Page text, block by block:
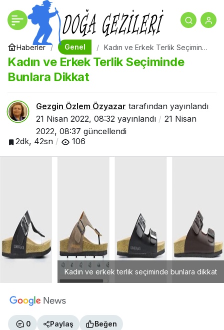
Haberler Genel
Kadın ve Erkek Terlik Seçiminde
Bunlara Dikkat
Kadın ve Erkek Terlik Seçiminde
Bunlara Dikkat
Gezgin Özlem Özyazar tarafından yayınlandı
21 Nisan 2022, 08:32 yayınlandı
21 Nisan
2022, 08:37 güncellendi
2dk, 42sn
106
Kadın ve erkek terlik seçiminde bunlara dikkat
0 Paylaş Beğen
Attuda Antik Kenti
Turizme Kazandırılacak
+ - Paylaş